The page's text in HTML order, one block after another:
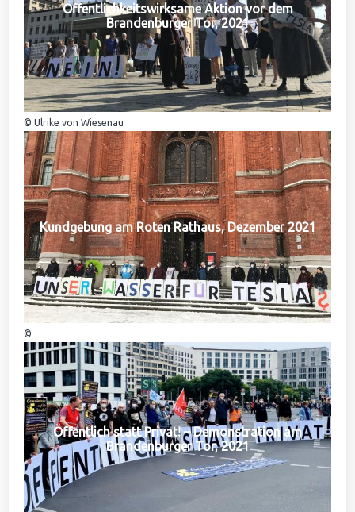
Öffentlichkeitswirksame Aktion vor dem
Brandenburger Tor, 2021
© Ulrike von Wiesenau
Kundgebung am Roten Rathaus, Dezember 2021
©
Öffentlich statt Privat! – Demonstration am
Brandenburger Tor, 2021